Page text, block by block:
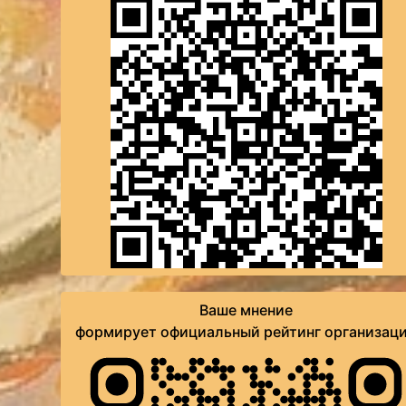
Ваше мнение
формирует официальный рейтинг